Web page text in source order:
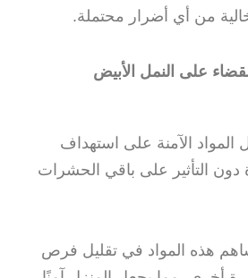
من أي أضرار محتملة.
المواد الآمنة على استهداف
دون التأثير على باقي الحشرات
هذه المواد في تقليل فرص